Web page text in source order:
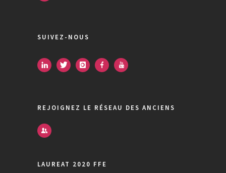
SUIVEZ-NOUS
REJOIGNEZ LE RÉSEAU DES ANCIENS
LAUREAT 2020 FFE